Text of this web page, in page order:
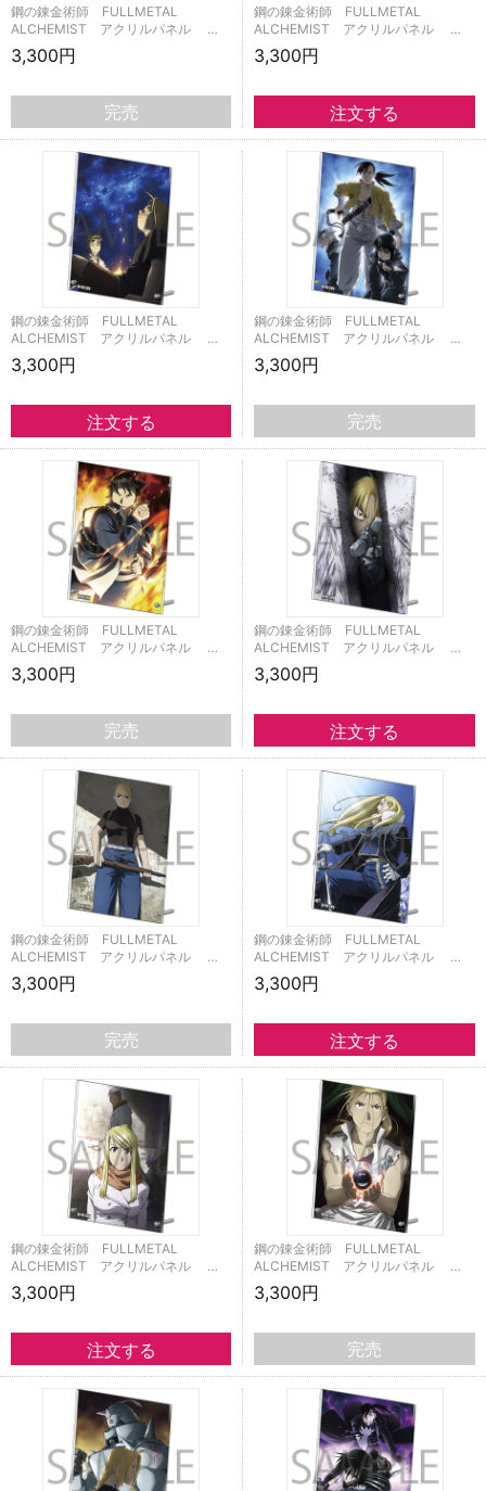
鋼の錬金術師 FULLMETAL
ALCHEMIST アクリルパネル …
3,300円
完売
鋼の錬金術師 FULLMETAL
ALCHEMIST アクリルパネル …
3,300円
鋼の錬金術師 FULLMETAL
ALCHEMIST アクリルパネル …
3,300円
鋼の錬金術師 FULLMETAL
ALCHEMIST アクリルパネル …
3,300円
完売
鋼の錬金術師 FULLMETAL
ALCHEMIST アクリルパネル …
3,300円
完売
鋼の錬金術師 FULLMETAL
ALCHEMIST アクリルパネル …
3,300円
鋼の錬金術師 FULLMETAL
ALCHEMIST アクリルパネル …
3,300円
完売
鋼の錬金術師 FULLMETAL
ALCHEMIST アクリルパネル …
3,300円
鋼の錬金術師 FULLMETAL
ALCHEMIST アクリルパネル …
3,300円
鋼の錬金術師 FULLMETAL
ALCHEMIST アクリルパネル …
3,300円
完売